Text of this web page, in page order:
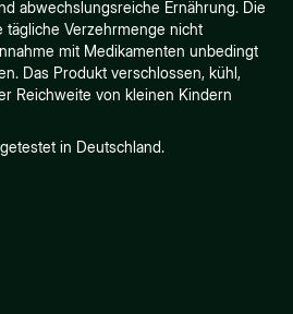
abwechslungsreiche Ernährung. Die
Verzehrmenge nicht
mit Medikamenten unbedingt
Das Produkt verschlossen, kühl,
Reichweite von kleinen Kindern
in Deutschland.